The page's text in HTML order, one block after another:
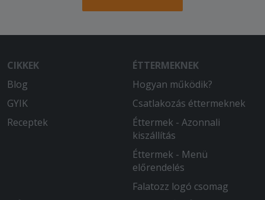
futár nagyon rendes volt
Gyors kiszállítás volt (60 perc a várható
90 helyett). a pizza a megszokott
2025-12-12 - Tiborné:
lehetőségekhez képest gyors a
CIKKEK
Blog
GYIK
Receptek
ÉTTERMEKNEK
Hogyan működik?
Csatlakozás éttermeknek
Éttermek - Azonnali
kiszállítás
Éttermek - Menü
előrendelés
Falatozz logó csomag